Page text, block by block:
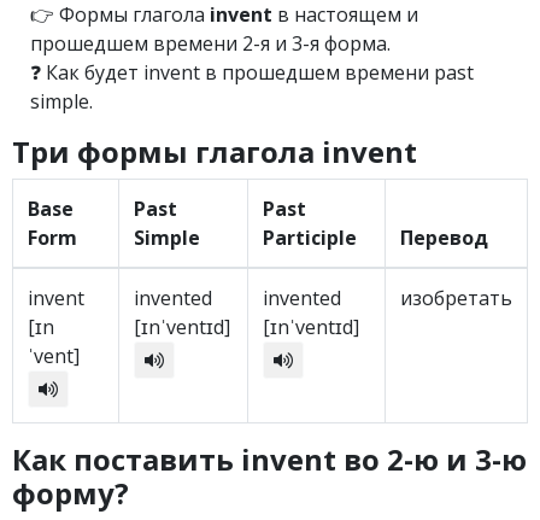
👉 Формы глагола invent в настоящем и
прошедшем времени 2-я и 3-я форма.
❓ Как будет invent в прошедшем времени past
simple.
Три формы глагола invent
Base
Form
Past
Simple
Past
Participle
Перевод
invent
[ɪn
ˈvent]
invented
[ɪnˈventɪd]
invented
[ɪnˈventɪd]
изобретать
Как поставить invent во 2-ю и 3-ю
форму?